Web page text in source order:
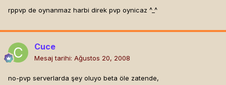
rppvp de oynanmaz harbi direk pvp oynicaz ^_^
Cuce
Mesaj tarihi: Ağustos 20, 2008
no-pvp serverlarda şey oluyo beta öle zatende,